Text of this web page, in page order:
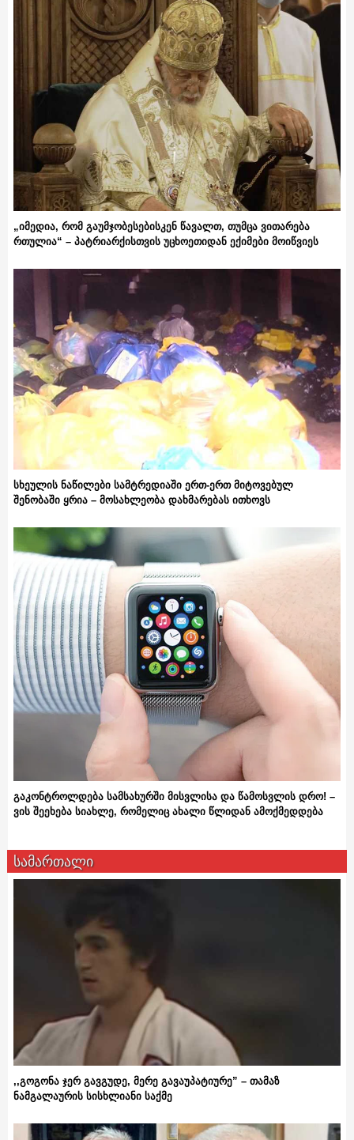
„იმედია, რომ გაუმჯობესებისკენ წავალთ, თუმცა ვითარება
რთულია“ – პატრიარქისთვის უცხოეთიდან ექიმები მოიწვიეს
სხეულის ნაწილები სამტრედიაში ერთ-ერთ მიტოვებულ
შენობაში ყრია – მოსახლეობა დახმარებას ითხოვს
გაკონტროლდება სამსახურში მისვლისა და წამოსვლის დრო! –
ვის შეეხება სიახლე, რომელიც ახალი წლიდან ამოქმედდება
სამართალი
,,გოგონა ჯერ გავგუდე, მერე გავაუპატიურე” – თამაზ
ნამგალაურის სისხლიანი საქმე